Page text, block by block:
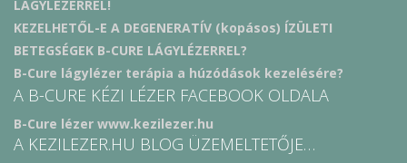
LÁGYLÉZERREL!
KEZELHETŐL-E A DEGENERATÍV (kopásos) ÍZÜLETI
BETEGSÉGEK B-CURE LÁGYLÉZERREL?
B-Cure lágylézer terápia a húzódások kezelésére?
A B-CURE KÉZI LÉZER FACEBOOK OLDALA
B-Cure lézer www.kezilezer.hu
A KEZILEZER.HU BLOG ÜZEMELTETŐJE…